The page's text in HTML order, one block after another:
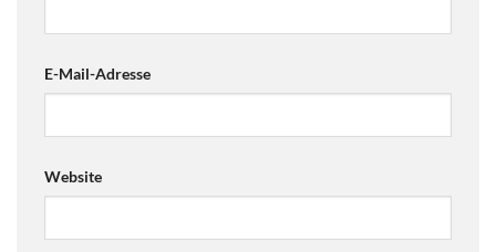
E-Mail-Adresse
Website